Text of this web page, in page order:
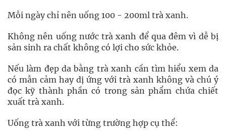
Mỗi ngày chỉ nên uống 100 - 200ml trà xanh.
Không nên uống nước trà xanh để qua đêm vì dễ bị
sản sinh ra chất không có lợi cho sức khỏe.
Nếu làm đẹp da bằng trà xanh cần tìm hiểu xem da
có mẫn cảm hay dị ứng với trà xanh không và chú ý
đọc kỹ thành phần có trong sản phẩm chứa chiết
xuất trà xanh.
Uống trà xanh với từng trường hợp cụ thể: